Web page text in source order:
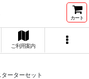
カート
ご利用案内
ーターセット